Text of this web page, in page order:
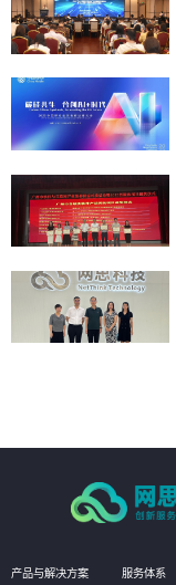
产品与解决方案 服务体系